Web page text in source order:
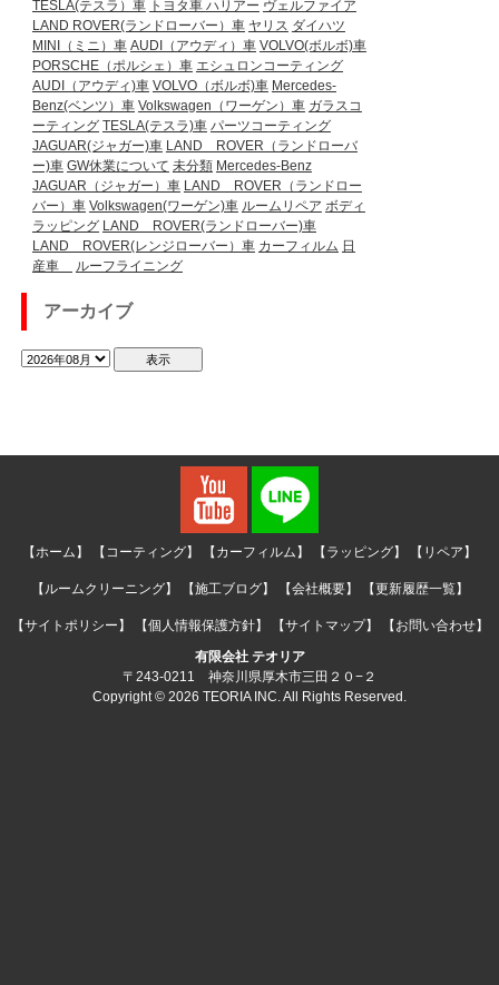
TESLA(テスラ）車 トヨタ車 ハリアー ヴェルファイア
LAND ROVER(ランドローバー）車 ヤリス ダイハツ
MINI（ミニ）車 AUDI（アウディ）車 VOLVO(ボルボ)車
PORSCHE（ポルシェ）車 エシュロンコーティング
AUDI（アウディ)車 VOLVO（ボルボ)車 Mercedes-
Benz(ベンツ）車 Volkswagen（ワーゲン）車 ガラスコ
ーティング TESLA(テスラ)車 パーツコーティング
JAGUAR(ジャガー)車 LAND ROVER（ランドローバ
ー)車 GW休業について 未分類 Mercedes-Benz
JAGUAR（ジャガー）車 LAND ROVER（ランドロー
バー）車 Volkswagen(ワーゲン)車 ルームリペア ボディ
ラッピング LAND ROVER(ランドローバー)車
LAND ROVER(レンジローバー）車 カーフィルム 日
産車
ルーフライニング
アーカイブ
【ホーム】 【コーティング】 【カーフィルム】 【ラッピング】 【リペア】
【ルームクリーニング】 【施工ブログ】 【会社概要】 【更新履歴一覧】
【サイトポリシー】 【個人情報保護方針】 【サイトマップ】
【お問い合わせ】
有限会社 テオリア
〒243-0211 神奈川県厚木市三田２０−２
Copyright © 2026 TEORIA INC. All Rights Reserved.